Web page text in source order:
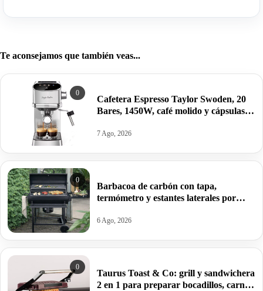
Te aconsejamos que también veas...
0
Cafetera Espresso Taylor Swoden, 20
Bares, 1450W, café molido y cápsulas
7 Ago, 2026
0
Barbacoa de carbón con tapa,
termómetro y estantes laterales por
6 Ago, 2026
0
Taurus Toast & Co: grill y sandwichera
2 en 1 para preparar bocadillos, carnes